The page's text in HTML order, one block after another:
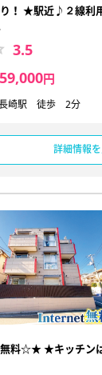
！ ★駅近♪２線利
3.5
59,000円
崎駅 徒歩 2分
詳細情報
料☆★ ★キッチン